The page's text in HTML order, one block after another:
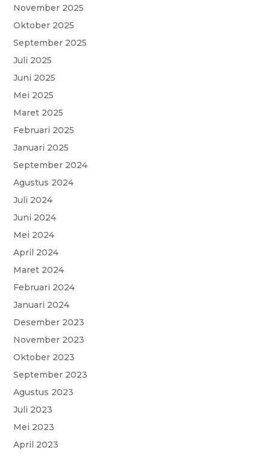
b
o
k
s
November 2025
Oktober 2025
September 2025
Juli 2025
Juni 2025
Mei 2025
Maret 2025
Februari 2025
Januari 2025
September 2024
Agustus 2024
Juli 2024
Juni 2024
Mei 2024
April 2024
Maret 2024
Februari 2024
Januari 2024
Desember 2023
November 2023
Oktober 2023
September 2023
Agustus 2023
Juli 2023
Mei 2023
April 2023